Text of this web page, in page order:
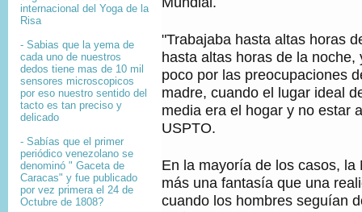
internacional del Yoga de la
Risa
- Sabias que la yema de
cada uno de nuestros
dedos tiene mas de 10 mil
sensores microscopicos
por eso nuestro sentido del
tacto es tan preciso y
delicado
- Sabías que el primer
periódico venezolano se
denominó " Gaceta de
Caracas" y fue publicado
por vez primera el 24 de
Octubre de 1808?
"Trabajaba hasta altas horas
hasta altas horas de la noche,
poco por las preocupaciones
madre, cuando el lugar ideal
media era el hogar y no estar
USPTO.
En la mayoría de los casos, la
más una fantasía que una
cuando los hombres seguían